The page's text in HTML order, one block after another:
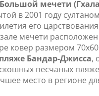
Большой мечети
в 2001 году
его
мечети
ковер размером
пляже Бандар-Джисса,
песчаных
место в регионе